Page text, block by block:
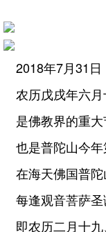
2018年7月31日
农历戊戌年六
是佛教界的重
也是普陀山今年
在海天佛国普陀
每逢观音菩萨
即农历二月十九